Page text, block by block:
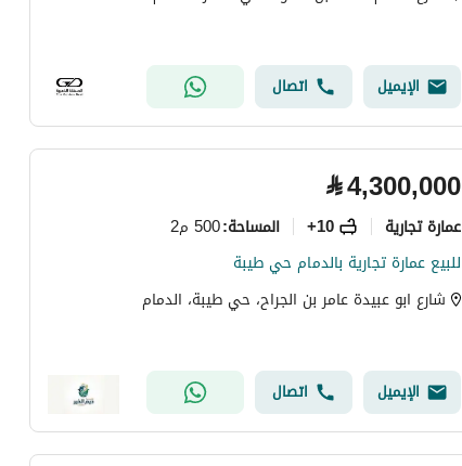
الإيميل اتصال
⃁4,300,000
عمارة تجارية 10+ المساحة:500 م2
للبيع عمارة تجارية بالدمام حي طيبة
شارع ابو عبيدة عامر بن الجراح، حي طيبة، الدمام
الإيميل اتصال